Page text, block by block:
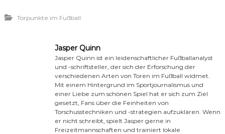
Torpunkte im Fußball
Jasper Quinn
Jasper Quinn ist ein leidenschaftlicher Fußballanalyst
und -schriftsteller, der sich der Erforschung der
verschiedenen Arten von Toren im Fußball widmet.
Mit einem Hintergrund im Sportjournalismus und
einer Liebe zum schönen Spiel hat er sich zum Ziel
gesetzt, Fans über die Feinheiten von
Torschusstechniken und -strategien aufzuklären. Wenn
er nicht schreibt, spielt Jasper gerne in
Freizeitmannschaften und trainiert lokale